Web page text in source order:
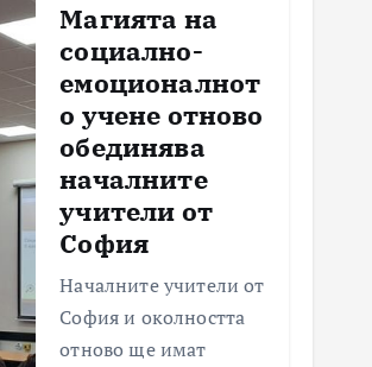
Магията на
социално-
емоционалнот
о учене отново
обединява
началните
учители от
София
Началните учители от
София и околността
отново ще имат